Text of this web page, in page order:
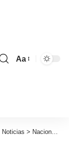
Aa
Noticias > Nacionales